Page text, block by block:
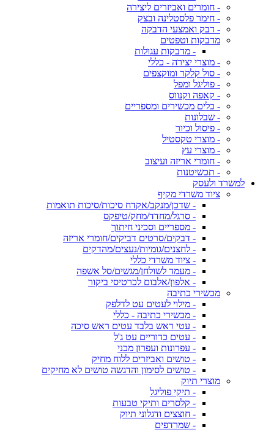
- חומרים ואביזרים ליצירה
- חימר פלסטלינה ובצק
- דבק ואמצעי הדבקה
מדבקות וטפטים
- מדבקות עגולות
- מוצרי יצירה - כללי
- סול קלקר ומוקצפים
- פוליגל ומפל
- קאפה וקנווס
- כלים מכשירים ומספריים
- שבלונות
- פיסול וכיור
- מוצרי טקסטיל
- מוצרי עץ
- חומרי אריזה ועיצוב
- תכשיטנות
למשרד ולעסק
ציוד משרדי מקיף
- שדכן/מנקב/אקדח סיכות/סיכות תואמות
- סרגל/מחדד/מחק/טיפקס
- מספריים וסכיני חיתוך
- דבקים/סרטים דביקים/חומרי אריזה
- לחצנים/גומיות/נעצים/מהדקים
- ציוד משרדי כללי
- מעמד לשולחן/מגשים/סל אשפה
- אלפון/אלבום לכרטיסי ביקור
מכשירי כתיבה
- מילוי לעטים עט לדלפק
- מכשירי כתיבה - כללי
- עטי ראש בלבד עטים ראש סיכה
- עטים כדוריים עט ג'ל
- עפרונות ועפרון מכני
- טושים ואביזרים ללוח מחיק
- טושים לסימון והדגשה טושים לא מחיקים
מוצרי תיוק
- תיקי פוליגל
- קלסרים ותיקי טבעות
- חוצצים ודגלוני תיוק
- שמרדפים